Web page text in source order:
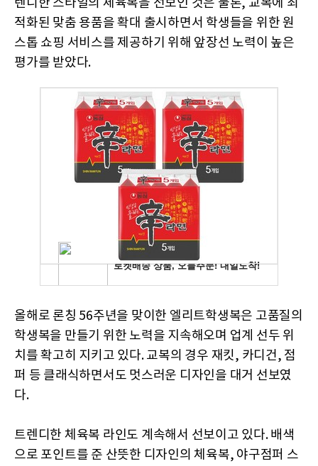
렌디한 스타일의 체육복을 선보인 것은 물론, 교복에 최
적화된 맞춤 용품을 확대 출시하면서 학생들을 위한 원
스톱 쇼핑 서비스를 제공하기 위해 앞장선 노력이 높은
평가를 받았다.
올해로 론칭 56주년을 맞이한 엘리트학생복은 고품질의
학생복을 만들기 위한 노력을 지속해오며 업계 선두 위
치를 확고히 지키고 있다. 교복의 경우 재킷, 카디건, 점
퍼 등 클래식하면서도 멋스러운 디자인을 대거 선보였
다.
트렌디한 체육복 라인도 계속해서 선보이고 있다. 배색
으로 포인트를 준 산뜻한 디자인의 체육복, 야구점퍼 스